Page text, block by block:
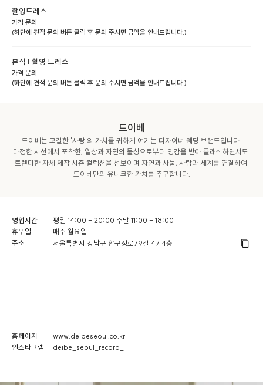
촬영드레스
가격 문의
(하단에 견적 문의 버튼 클릭 후 문의 주시면 금액을 안내드립니다.)
본식+촬영 드레스
가격 문의
(하단에 견적 문의 버튼 클릭 후 문의 주시면 금액을 안내드립니다.)
드이베
드이베는 고결한 '사랑'의 가치를 귀하게 여기는 디자이너 웨딩 브랜드입니다.
다정한 시선에서 포착한, 일상과 자연의 물성으로부터 영감을 받아 클래식하면서도
트렌디한 자체 제작 시즌 컬렉션을 선보이며 자연과 사물, 사람과 세계를 연결하여
드이베만의 유니크한 가치를 추구합니다.
영업시간
평일 14:00 - 20:00 주말 11:00 - 18:00
휴무일
매주 월요일
주소
서울특별시 강남구 압구정로79길 47 4층
홈페이지
www.deibeseoul.co.kr
인스타그램
deibe_seoul_record_